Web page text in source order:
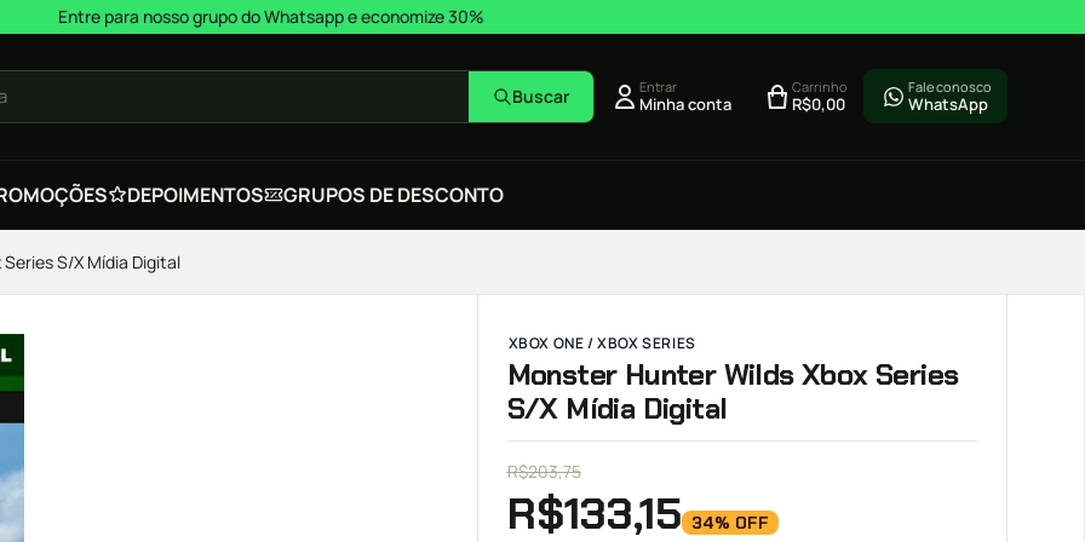
Entre para nosso grupo do Whatsapp e economize 30%
Buscar Entrar
Minha conta
Carrinho
R$0,00
Fale conosco
WhatsApp
DEPOIMENTOS GRUPOS DE DESCONTO
S/X Mídia Digital
XBOX ONE / XBOX SERIES
Monster Hunter Wilds Xbox Series
S/X Mídia Digital
R$203,75
R$133,15 34% OFF